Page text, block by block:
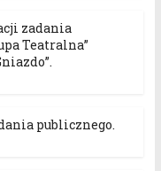
zadania
Teatralna”
publicznego.